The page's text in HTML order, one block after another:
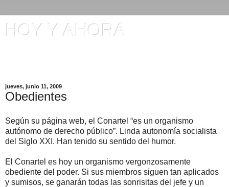
HOY Y AHORA
jueves, junio 11, 2009
Obedientes
Según su página web, el Conartel “es un organismo
autónomo de derecho público”. Linda autonomía socialista
del Siglo XXI. Han tenido su sentido del humor.
El Conartel es hoy un organismo vergonzosamente
obediente del poder. Si sus miembros siguen tan aplicados
y sumisos, se ganarán todas las sonrisitas del jefe y un